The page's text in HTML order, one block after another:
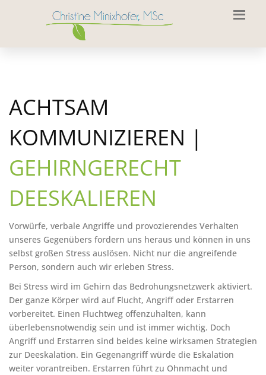
ACHTSAM
KOMMUNIZIEREN |
GEHIRNGERECHT
DEESKALIEREN
Vorwürfe, verbale Angriffe und provozierendes Verhalten
unseres Gegenübers fordern uns heraus und können in uns
selbst großen Stress auslösen. Nicht nur die angreifende
Person, sondern auch wir erleben Stress.
Bei Stress wird im Gehirn das Bedrohungsnetzwerk aktiviert.
Der ganze Körper wird auf Flucht, Angriff oder Erstarren
vorbereitet. Einen Fluchtweg offenzuhalten, kann
überlebensnotwendig sein und ist immer wichtig. Doch
Angriff und Erstarren sind beides keine wirksamen Strategien
zur Deeskalation. Ein Gegenangriff würde die Eskalation
weiter vorantreiben. Erstarren führt zu Ohnmacht und